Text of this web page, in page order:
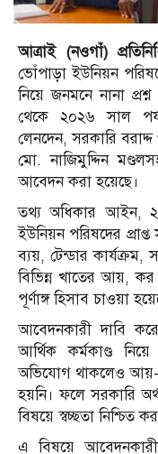
আত্রাই (নওগাঁ)
ভোঁপাড়া ইউনিয়ন
নিয়ে জনমনে নানা
থেকে ২০২৬ সাল
লেনদেন, সরকারি বরাদ্দ
মো. নাজিমুদ্দিন
আবেদন করা হয়েছে।
তথ্য অধিকার আইন,
ইউনিয়ন পরিষদের
ব্যয়, টেন্ডার কার্যক্রম,
বিভিন্ন খাতের আয়,
পূর্ণাঙ্গ হিসাব চাওয়া
আবেদনকারী দাবি
আর্থিক কর্মকাণ্ড
অভিযোগ থাকলেও আয়-
হয়নি। ফলে সরকারি
বিষয়ে স্বচ্ছতা নিশ্চিত
এ বিষয়ে